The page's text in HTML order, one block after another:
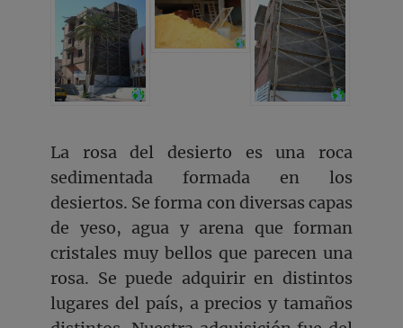
La rosa del desierto es una roca
sedimentada formada en los
desiertos. Se forma con diversas capas
de yeso, agua y arena que forman
cristales muy bellos que parecen una
rosa. Se puede adquirir en distintos
lugares del país, a precios y tamaños